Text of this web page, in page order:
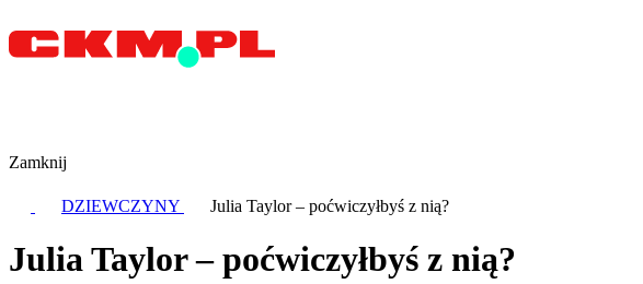
Zamknij
DZIEWCZYNY Julia Taylor – poćwiczyłbyś z nią?
Julia Taylor – poćwiczyłbyś z nią?